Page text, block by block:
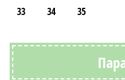
33
34 35